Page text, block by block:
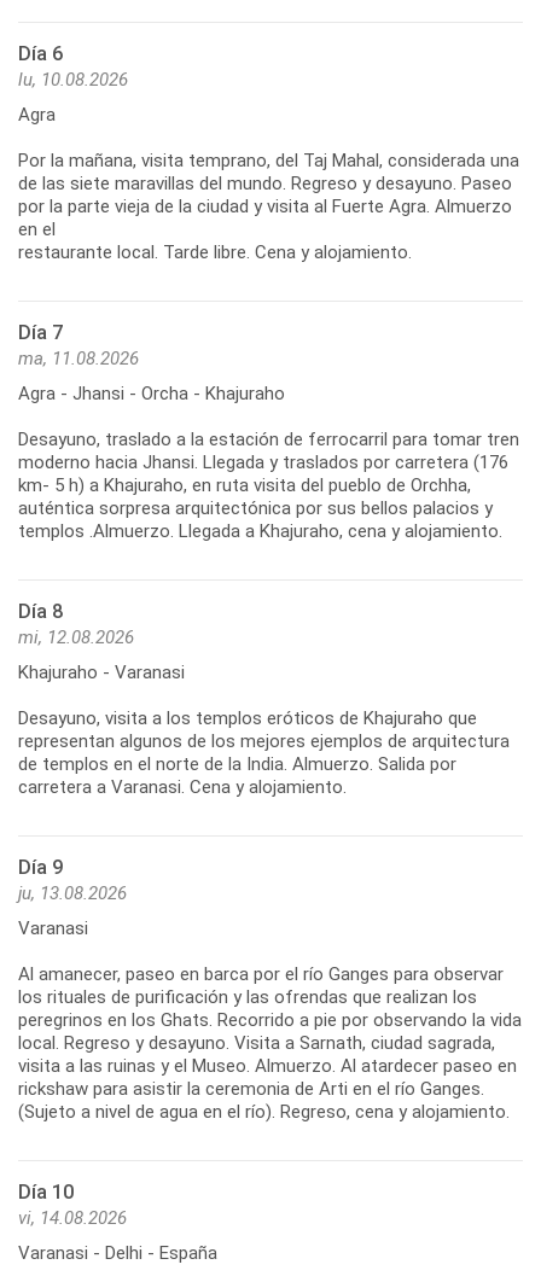
Día 6
lu, 10.08.2026
Agra
Por la mañana, visita temprano, del Taj Mahal, considerada una
de las siete maravillas del mundo. Regreso y desayuno. Paseo
por la parte vieja de la ciudad y visita al Fuerte Agra. Almuerzo
en el
restaurante local. Tarde libre. Cena y alojamiento.
Día 7
ma, 11.08.2026
Agra - Jhansi - Orcha - Khajuraho
Desayuno, traslado a la estación de ferrocarril para tomar tren
moderno hacia Jhansi. Llegada y traslados por carretera (176
km- 5 h) a Khajuraho, en ruta visita del pueblo de Orchha,
auténtica sorpresa arquitectónica por sus bellos palacios y
templos .Almuerzo. Llegada a Khajuraho, cena y alojamiento.
Día 8
mi, 12.08.2026
Khajuraho - Varanasi
Desayuno, visita a los templos eróticos de Khajuraho que
representan algunos de los mejores ejemplos de arquitectura
de templos en el norte de la India. Almuerzo. Salida por
carretera a Varanasi. Cena y alojamiento.
Día 9
ju, 13.08.2026
Varanasi
Al amanecer, paseo en barca por el río Ganges para observar
los rituales de purificación y las ofrendas que realizan los
peregrinos en los Ghats. Recorrido a pie por observando la vida
local. Regreso y desayuno. Visita a Sarnath, ciudad sagrada,
visita a las ruinas y el Museo. Almuerzo. Al atardecer paseo en
rickshaw para asistir la ceremonia de Arti en el río Ganges.
(Sujeto a nivel de agua en el río). Regreso, cena y alojamiento.
Día 10
vi, 14.08.2026
Varanasi - Delhi - España